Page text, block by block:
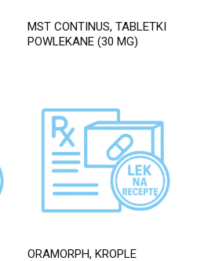
MST CONTINUS, TABLETKI
POWLEKANE (30 MG)
ORAMORPH, KROPLE